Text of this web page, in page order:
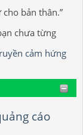
bản thân.”
chưa từng
cảm hứng
cáo